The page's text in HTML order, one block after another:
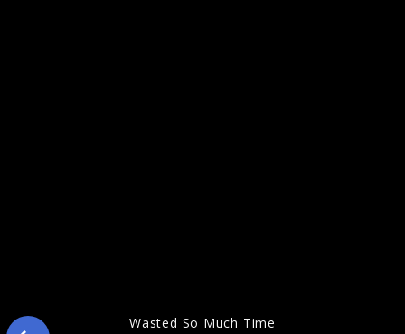
Wasted So Much Time